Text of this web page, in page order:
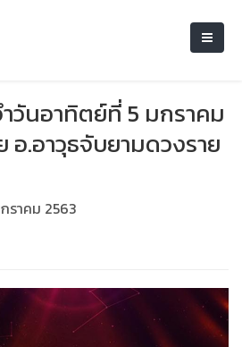
วันอาทิตย์ที่ 5 มกราคม
อ.อาวุธจับยามดวงราย
ราคม 2563